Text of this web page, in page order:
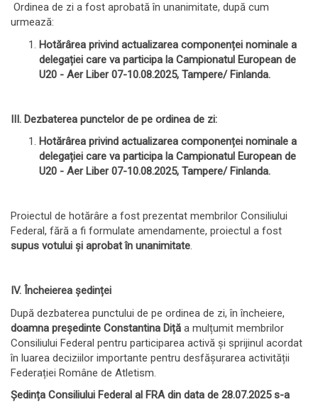
Ordinea de zi a fost aprobată în unanimitate, după cum
urmează:
Hotărârea privind actualizarea componenței nominale a
delegației care va participa la Campionatul European de
U20 - Aer Liber 07-10.08.2025, Tampere/ Finlanda.
III. Dezbaterea punctelor de pe ordinea de zi:
Hotărârea privind actualizarea componenței nominale a
delegației care va participa la Campionatul European de
U20 - Aer Liber 07-10.08.2025, Tampere/ Finlanda.
Proiectul de hotărâre a fost prezentat membrilor Consiliului
Federal, fără a fi formulate amendamente, proiectul a fost
supus votului și aprobat în unanimitate.
IV. Încheierea ședinței
După dezbaterea punctului de pe ordinea de zi, în încheiere,
doamna președinte Constantina Diță a mulțumit membrilor
Consiliului Federal pentru participarea activă și sprijinul acordat
în luarea deciziilor importante pentru desfășurarea activității
Federației Române de Atletism.
Ședința Consiliului Federal al FRA din data de 28.07.2025 s-a